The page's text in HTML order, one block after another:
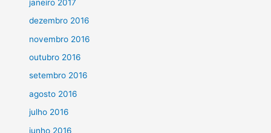
janeiro 2017
dezembro 2016
novembro 2016
outubro 2016
setembro 2016
agosto 2016
julho 2016
junho 2016